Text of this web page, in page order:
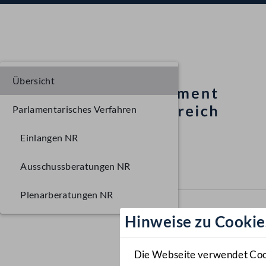
Hinweise zu
Die Webseite verwendet
Übersicht
Parlamentarisches Verfahren
Einlangen NR
Ausschussberatungen NR
Plenarberatungen NR